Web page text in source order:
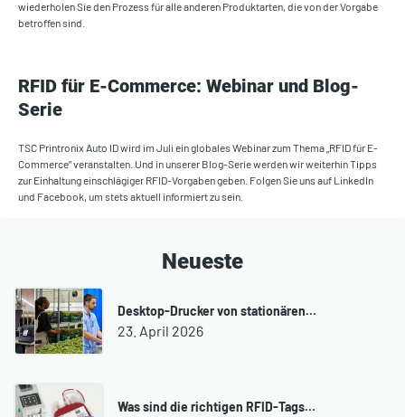
wiederholen Sie den Prozess für alle anderen Produktarten, die von der Vorgabe
betroffen sind.
RFID für E-Commerce: Webinar und Blog-
Serie
TSC Printronix Auto ID wird im Juli ein globales Webinar zum Thema „RFID für E-
Commerce“ veranstalten. Und in unserer Blog-Serie werden wir weiterhin Tipps
zur Einhaltung einschlägiger RFID-Vorgaben geben. Folgen Sie uns auf LinkedIn
und Facebook, um stets aktuell informiert zu sein.
Neueste
Desktop-Drucker von stationären…
23. April 2026
Was sind die richtigen RFID-Tags…